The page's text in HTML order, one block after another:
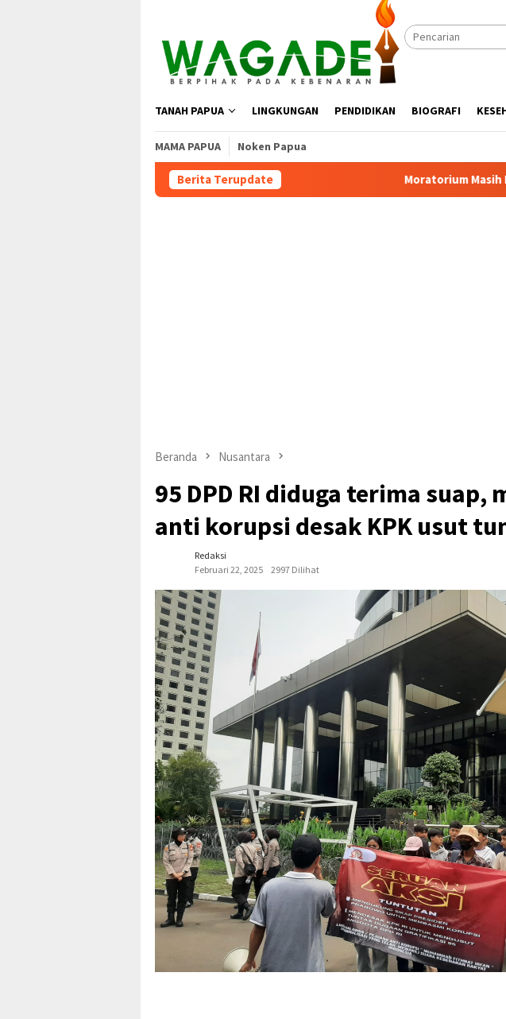
TANAH PAPUA LINGKUNGAN PENDIDIKAN BIOGRAFI
MAMA PAPUA Noken Papua
Berita TerupdateMoratorium Masih Berlaku, Wagub Papua
Beranda Nusantara
95 DPD RI diduga terima suap,
anti korupsi desak KPK usut
Redaksi
Februari 22, 2025
2997 Dilihat